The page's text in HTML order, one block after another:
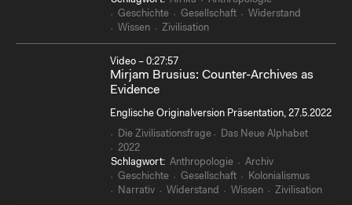
Geschichte
Gesellschaft
Widerstand
Wissen
Zivilisation
Video – 0:27:57
Mirjam Brusius: Counter-Archives as
Evidence
Englische Originalversion Präsentation, 27.5.2022
Die Zivilisationsfrage
Das Neue Alphabet
2022
Schlagwort: Anthropologie
Archiv
Geschichte
Gesellschaft
Kolonialismus
Narrativ
Widerstand Wissen Zivilisation